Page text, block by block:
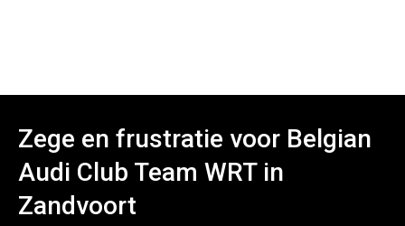
Zege en frustratie voor Belgian
Audi Club Team WRT in
Zandvoort